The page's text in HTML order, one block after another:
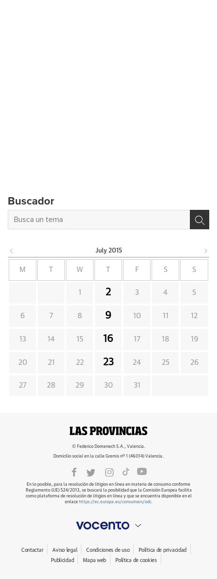
Buscador
July 2015
M W F S S
1 2 3 4 5
6 7 8 9 10 11 12
13 14 15 16 17 18 19
20 21 22 23 24 25 26
27 28 29 30 31
© Federico Domenech S.A., Valencia.
Domicilio social en la calle Gremis nº 1 (46014) Valencia.
En lo posible, para la resolución de litigios en línea en materia de consumo conforme
Reglamento (UE) 524/2013, se buscará la posibilidad que la Comisión Europea facilita
como plataforma de resolución de litigios en línea y que se encuentra disponible en el
enlace https://ec.europa.eu/consumers/odr.
Contactar Aviso legal Condiciones de uso
Política de privacidad
Publicidad
Mapa web Política de cookies